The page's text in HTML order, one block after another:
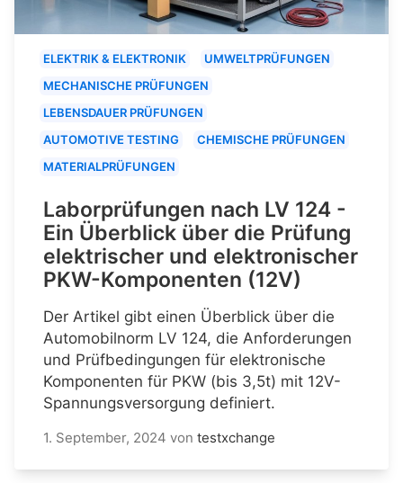
ELEKTRIK & ELEKTRONIK
UMWELTPRÜFUNGEN
MECHANISCHE PRÜFUNGEN
LEBENSDAUER PRÜFUNGEN
AUTOMOTIVE TESTING
CHEMISCHE PRÜFUNGEN
MATERIALPRÜFUNGEN
Laborprüfungen nach LV 124 -
Ein Überblick über die Prüfung
elektrischer und elektronischer
PKW-Komponenten (12V)
Der Artikel gibt einen Überblick über die
Automobilnorm LV 124, die Anforderungen
und Prüfbedingungen für elektronische
Komponenten für PKW (bis 3,5t) mit 12V-
Spannungsversorgung definiert.
1. September, 2024 von testxchange